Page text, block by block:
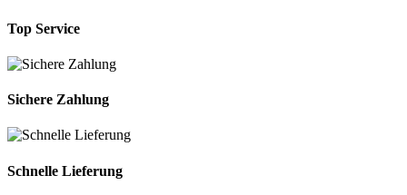
Top Service
Sichere Zahlung
Schnelle Lieferung